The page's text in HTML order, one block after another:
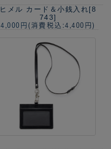
ヒメル カード＆小銭入れ[8
743]
4,000円 (消費税込:4,400円)